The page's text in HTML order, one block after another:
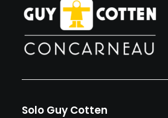
Solo Guy Cotten